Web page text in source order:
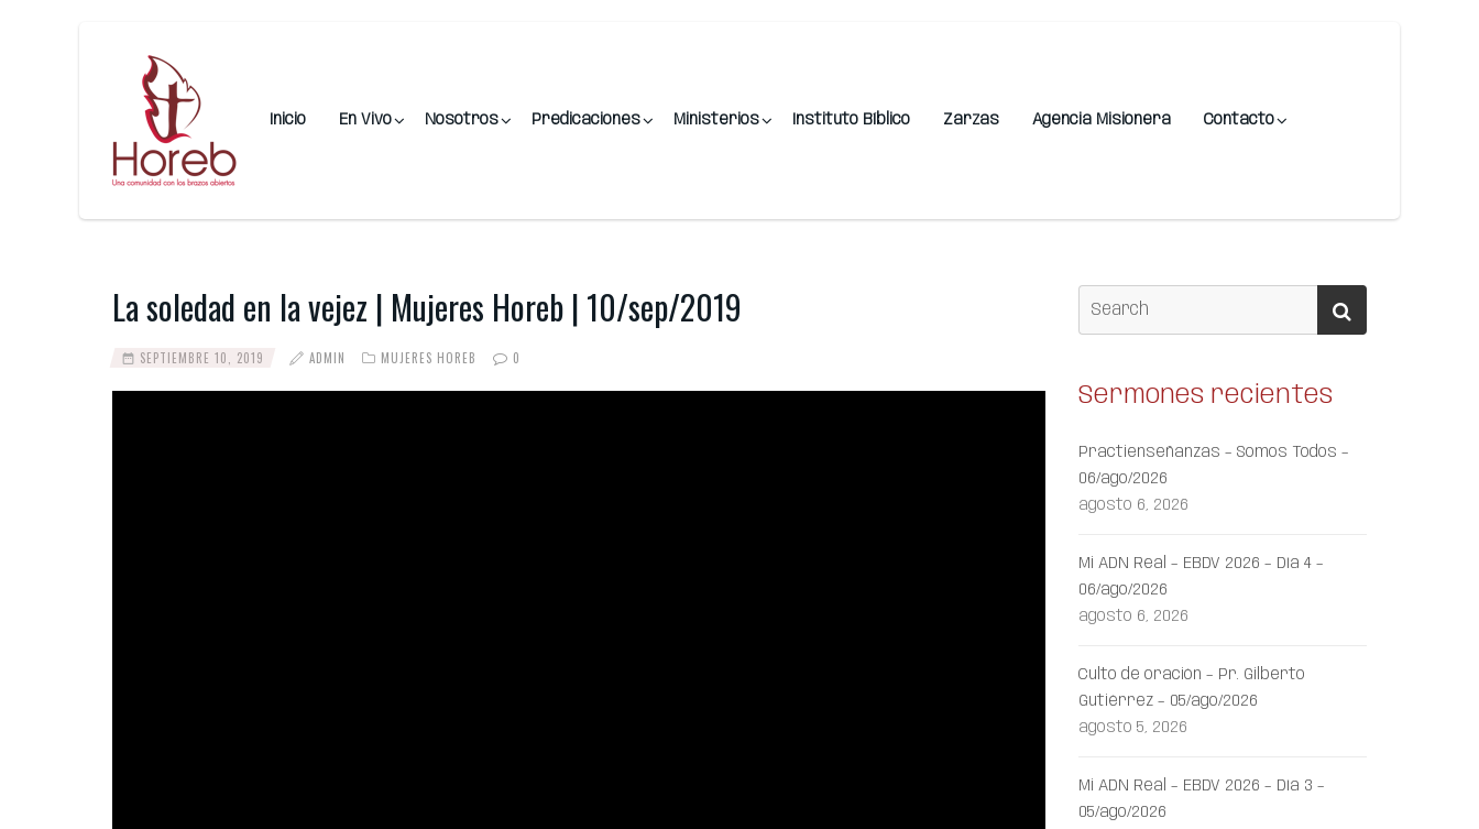
Inicio En Vivo Nosotros Predicaciones Ministerios Instituto Bíblico Zarzas Agencia Misionera Contacto
La soledad en la vejez | Mujeres Horeb | 10/sep/2019
SEPTIEMBRE 10, 2019 ADMIN MUJERES HOREB 0
Sermones recientes
Practienseñanzas – Somos Todos –
06/ago/2026
agosto 6, 2026
Mi ADN Real – EBDV 2026 – Día 4 –
06/ago/2026
agosto 6, 2026
Culto de oración – Pr. Gilberto
Gutiérrez – 05/ago/2026
agosto 5, 2026
Mi ADN Real – EBDV 2026 – Día 3 –
05/ago/2026